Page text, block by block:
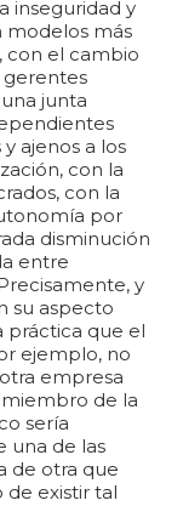
inseguridad y
modelos más
con el cambio
gerentes
junta
ajenos a los
con la
con la
por
disminución
entre
y
su aspecto
práctica que el
ejemplo, no
empresa
de la
sería
una de las
de otra que
de existir tal